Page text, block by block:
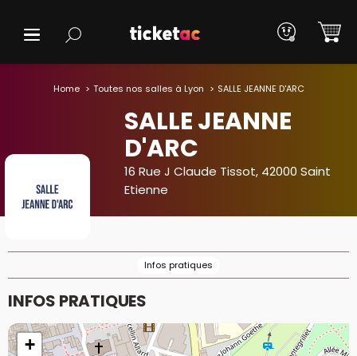
Home Toutes nos salles à Lyon SALLE JEANNE D'ARC
SALLE JEANNE
D'ARC
16 Rue J Claude Tissot, 42000 Saint
Etienne
Infos pratiques
INFOS PRATIQUES
+